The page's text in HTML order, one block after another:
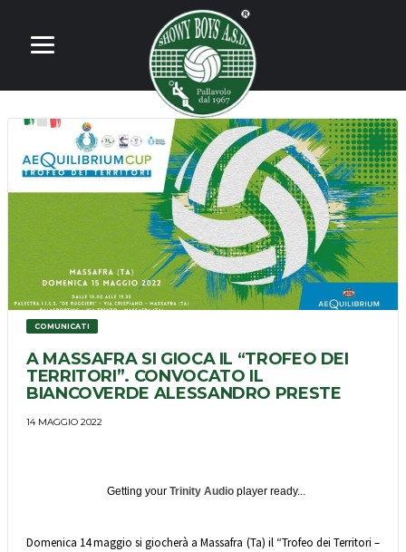
COMUNICATI
A MASSAFRA SI GIOCA IL “TROFEO DEI
TERRITORI”. CONVOCATO IL
BIANCOVERDE ALESSANDRO PRESTE
14 MAGGIO 2022
Getting your Trinity Audioplayer ready...
Domenica 14 maggio si giocherà a Massafra (Ta) il “Trofeo dei Territori –